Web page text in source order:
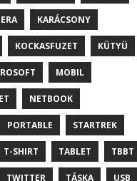
KARÁCSONY
KOCKASFUZET KÜTYÜ
MOBIL
NETBOOK
PORTABLE STARTREK
T-SHIRT TABLET TBBT
TWITTER TÁSKA USB